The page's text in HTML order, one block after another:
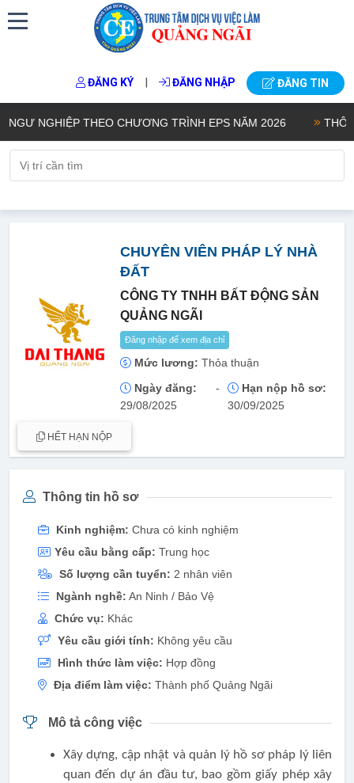
ĐĂNG KÝ | ĐĂNG NHẬP ĐĂNG TIN
NGHIỆP THEO CHƯƠNG TRÌNH EPS NĂM 2026 THÔNG
CHUYÊN VIÊN PHÁP LÝ NHÀ
ĐẤT
CÔNG TY TNHH BẤT ĐỘNG SẢN
QUẢNG NGÃI
Đăng nhập để xem địa chỉ
Mức lương: Thỏa thuận
Ngày đăng:
29/08/2025
-
Hạn nộp hồ sơ:
30/09/2025
HẾT HẠN NỘP
Thông tin hồ sơ
Kinh nghiệm: Chưa có kinh nghiệm
Yêu cầu bằng cấp: Trung học
Số lượng cần tuyển: 2 nhân viên
Ngành nghề: An Ninh / Bảo Vệ
Chức vụ: Khác
Yêu cầu giới tính: Không yêu cầu
Hình thức làm việc: Hợp đồng
Địa điểm làm việc: Thành phố Quảng Ngãi
Mô tả công việc
Xây dựng, cập nhật và quản lý hồ sơ pháp lý liên
quan đến dự án đầu tư, bao gồm giấy phép xây